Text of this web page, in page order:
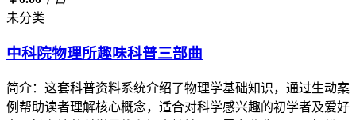
未分类
中科院物理所趣味科普三部曲
简介：这套科普资料系统介绍了物理学基础知识，通过生动案
例帮助读者理解核心概念，适合对科学感兴趣的初学者及爱好